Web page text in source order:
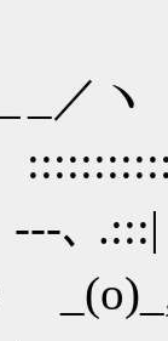
／
､